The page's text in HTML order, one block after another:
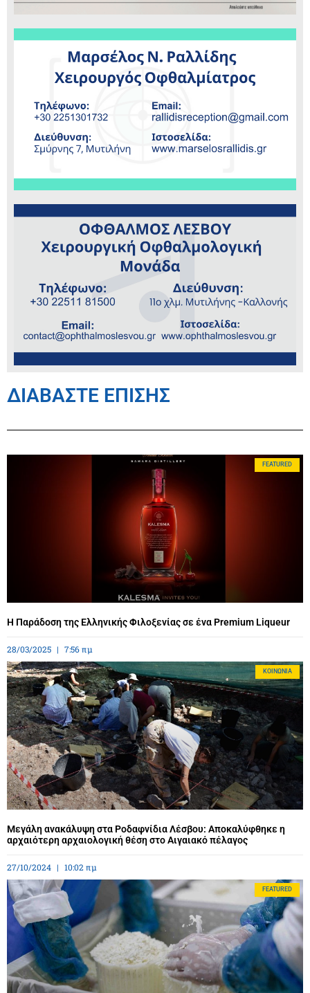
ΔΙΑΒΑΣΤΕ ΕΠΙΣΗΣ
FEATURED
Η Παράδοση της Ελληνικής Φιλοξενίας σε ένα Premium Liqueur
28/03/2025 7:56 πμ
ΚΟΙΝΩΝΊΑ
Μεγάλη ανακάλυψη στα Ροδαφνίδια Λέσβου: Αποκαλύφθηκε η
αρχαιότερη αρχαιολογική θέση στο Αιγαιακό πέλαγος
27/10/2024 10:02 πμ
FEATURED